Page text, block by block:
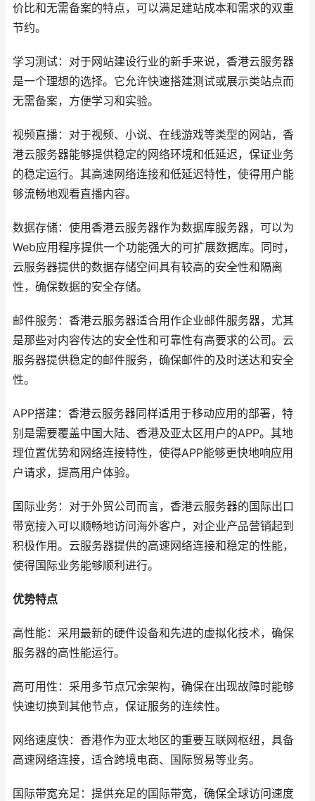
价比和无需备案的特点，可以满足建站成本和需求的双重
节约。
学习测试：对于网站建设行业的新手来说，香港云服务器
是一个理想的选择。它允许快速搭建测试或展示类站点而
无需备案，方便学习和实验。
视频直播：对于视频、小说、在线游戏等类型的网站，香
港云服务器能够提供稳定的网络环境和低延迟，保证业务
的稳定运行。其高速网络连接和低延迟特性，使得用户能
够流畅地观看直播内容。
数据存储：使用香港云服务器作为数据库服务器，可以为
Web应用程序提供一个功能强大的可扩展数据库。同时，
云服务器提供的数据存储空间具有较高的安全性和隔离
性，确保数据的安全存储。
邮件服务：香港云服务器适合用作企业邮件服务器，尤其
是那些对内容传达的安全性和可靠性有高要求的公司。云
服务器提供稳定的邮件服务，确保邮件的及时送达和安全
性。
APP搭建：香港云服务器同样适用于移动应用的部署，特
别是需要覆盖中国大陆、香港及亚太区用户的APP。其地
理位置优势和网络连接特性，使得APP能够更快地响应用
户请求，提高用户体验。
国际业务：对于外贸公司而言，香港云服务器的国际出口
带宽接入可以顺畅地访问海外客户，对企业产品营销起到
积极作用。云服务器提供的高速网络连接和稳定的性能，
使得国际业务能够顺利进行。
优势特点
高性能：采用最新的硬件设备和先进的虚拟化技术，确保
服务器的高性能运行。
高可用性：采用多节点冗余架构，确保在出现故障时能够
快速切换到其他节点，保证服务的连续性。
网络速度快：香港作为亚太地区的重要互联网枢纽，具备
高速网络连接，适合跨境电商、国际贸易等业务。
国际带宽充足：提供充足的国际带宽，确保全球访问速度